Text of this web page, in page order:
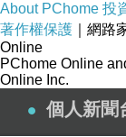
About PChome 投
著作權保護 ｜網路
Online
PChome Online
Online Inc.
個人新聞